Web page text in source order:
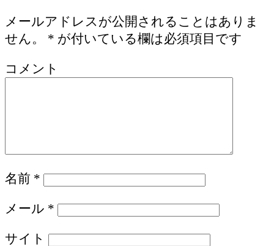
メールアドレスが公開されることはありま
せん。
* が付いている欄は必須項目です
コメント
名前 *
メール *
サイト